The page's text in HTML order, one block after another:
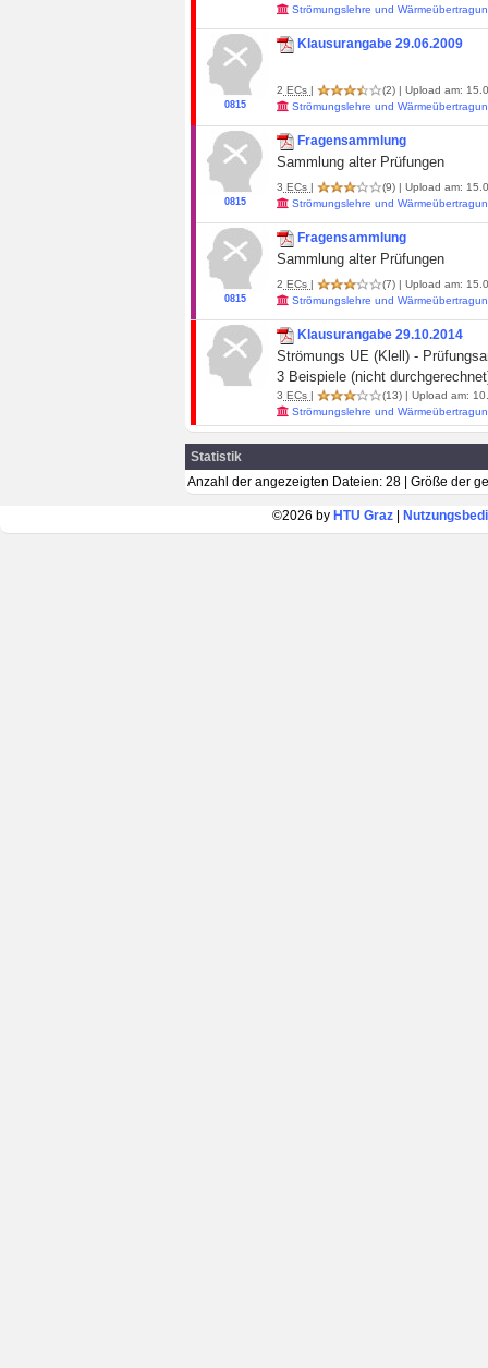
Strömungslehre und
0815
Klausurangabe 29.06.2009
2 ECs | (2) | Upload am:
Strömungslehre und
0815
Fragensammlung
Sammlung alter Prüfungen
3 ECs | (9) | Upload am:
Strömungslehre und
0815
Fragensammlung
Sammlung alter Prüfungen
2 ECs | (7) | Upload am:
Strömungslehre und
Klausurangabe 29.10.2014
Strömungs UE (Klell) -
3 Beispiele (nicht
3 ECs | (13) | Upload am:
Strömungslehre und
Statistik
Anzahl der angezeigten Dateien: 28 | Größe der
©2026 by HTU Graz|